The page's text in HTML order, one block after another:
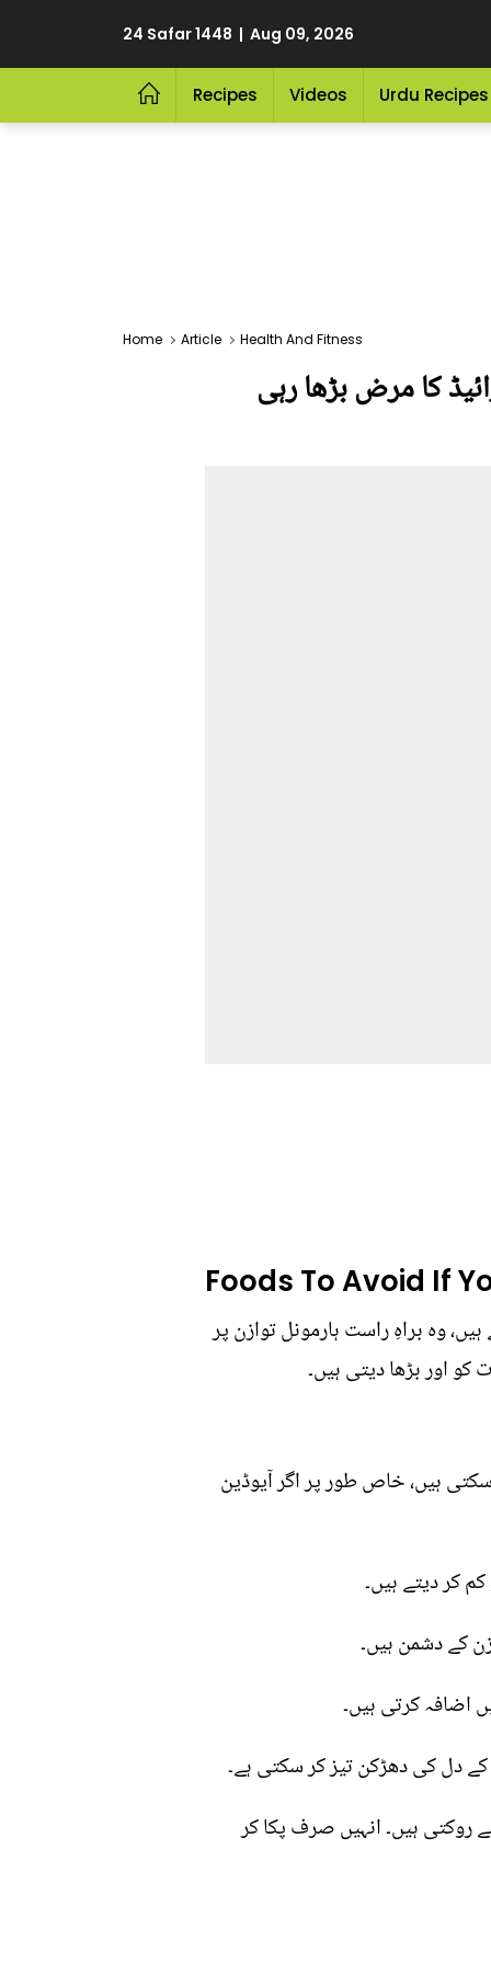
24 Safar 1448 | Aug 09, 2026
Recipes Videos Urdu Recipes
Home Article Health And Fitness
کا مرض بڑھا رہی
Foods To Avoid If
وہ براہِ راست ہارمونل توازن پر
اور بڑھا دیتی ہیں۔
ہیں، خاص طور پر اگر آیوڈین
کر دیتے ہیں۔
کے دشمن ہیں۔
اضافہ کرتی ہیں۔
کے دل کی دھڑکن تیز کر سکتی ہے۔
روکتی ہیں۔ انہیں صرف پکا کر